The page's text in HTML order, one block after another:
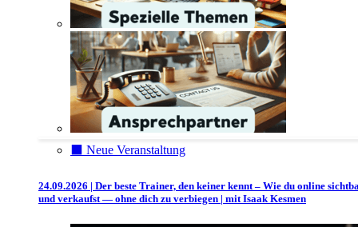
⬛️ Neue Veranstaltung
24.09.2026 | Der beste Trainer, den keiner kennt – Wie du online
und verkaufst — ohne dich zu verbiegen | mit Isaak Kesmen